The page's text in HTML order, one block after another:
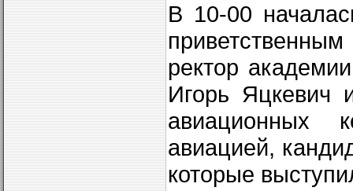
В 10-00
ректор
Игорь Яцкевич
авиационных
авиацией,
которые